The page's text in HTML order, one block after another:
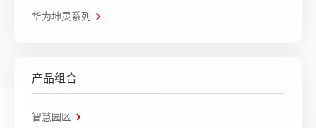
华为坤灵系列
产品组合
智慧园区